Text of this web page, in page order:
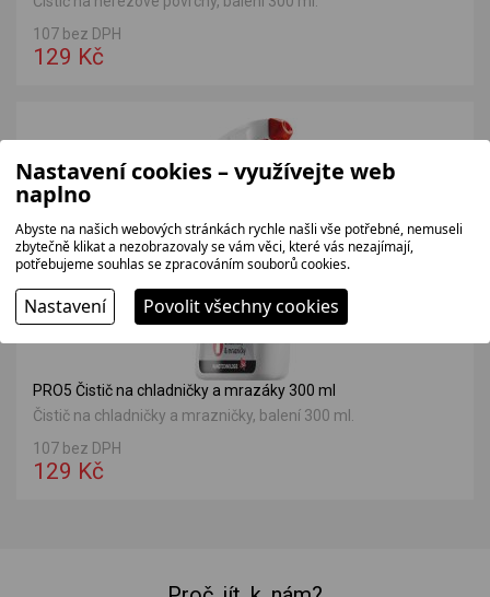
107 bez DPH
129 Kč
PRO5 Čistič na chladničky a mrazáky 300 ml
Čistič na chladničky a mrazničky, balení 300 ml.
107 bez DPH
129 Kč
Nastavení cookies – využívejte web
naplno
Abyste na našich webových stránkách rychle našli vše potřebné, nemuseli
zbytečně klikat a nezobrazovaly se vám věci, které vás nezajímají,
potřebujeme souhlas se zpracováním souborů cookies.
Nastavení Povolit všechny cookies